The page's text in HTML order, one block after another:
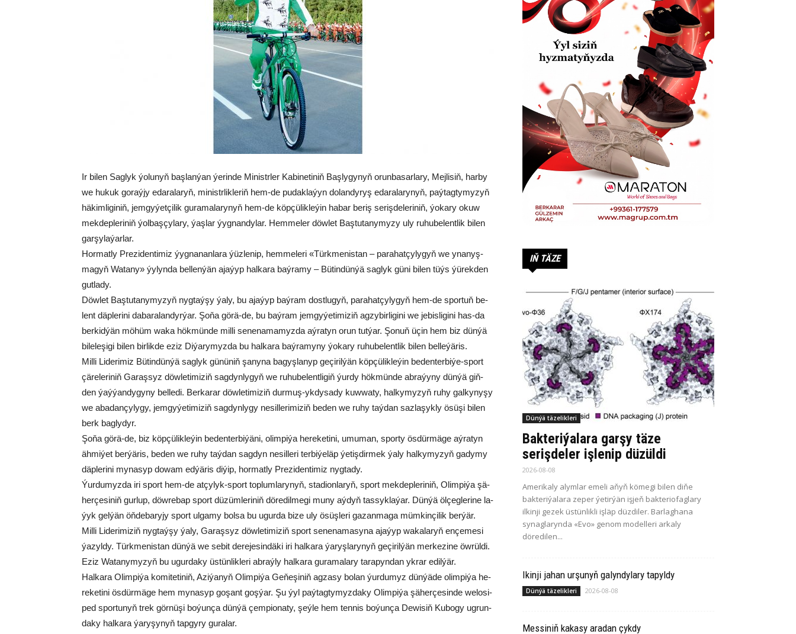
Ir bi­len Sag­lyk ýo­lu­nyň baş­lan­ýan ýe­rin­de Mi­nistr­ler Ka­bi­ne­ti­niň Baş­ly­gy­nyň orun­ba­sar­la­ry, Mej­li­siň, har­by
we hu­kuk go­raý­jy eda­ra­la­ryň, mi­nistr­lik­le­riň hem-de pu­dak­la­ýyn do­lan­dy­ryş eda­ra­la­ry­nyň, paý­tag­ty­my­zyň
hä­kim­li­gi­niň, jem­gy­ýet­çi­lik gu­ra­ma­la­ry­nyň hem-de köp­çü­lik­le­ýin ha­bar be­riş se­riş­de­le­ri­niň, ýo­ka­ry okuw
mek­dep­le­ri­niň ýol­baş­çy­la­ry, ýaş­lar ýyg­nan­dy­lar. Hem­me­ler döw­let Baştutanymyzy uly ru­hu­be­lent­lik bi­len
gar­şy­la­ýar­lar.
Hor­mat­ly Pre­zi­den­ti­miz ýyg­na­nan­la­ra ýüz­le­nip, hem­me­le­ri «Türk­me­nis­tan – pa­ra­hat­çy­ly­gyň we yna­nyş­
ma­gyň Wa­ta­ny» ýy­lyn­da bel­len­ýän aja­ýyp hal­ka­ra baý­ra­my – Bü­tin­dün­ýä sag­lyk gü­ni bi­len tüýs ýü­rek­den
gut­la­dy.
Döw­let Baş­tu­ta­ny­my­zyň nyg­taý­şy ýa­ly, bu aja­ýyp baý­ram dost­lu­gyň, pa­ra­hat­çy­ly­gyň hem-de spor­tuň be­
lent däp­le­ri­ni da­ba­ra­lan­dyr­ýar. Şo­ňa gö­rä-de, bu baý­ram jem­gy­ýe­ti­mi­ziň ag­zy­bir­li­gi­ni we je­bis­li­gi­ni has-da
ber­kid­ýän mö­hüm wa­ka hök­mün­de mil­li se­ne­na­ma­myz­da aý­ra­tyn orun tut­ýar. Şo­nuň üçin hem biz dün­ýä
bi­le­le­şi­gi bi­len bir­lik­de eziz Di­ýa­ry­myz­da bu hal­ka­ra baý­ra­my­ny ýo­ka­ry ru­hu­be­lent­lik bi­len bel­le­ýä­ris.
Mil­li Li­de­ri­miz Bü­tin­dün­ýä sag­lyk gü­nü­niň şa­ny­na ba­gyş­la­nyp ge­çi­ril­ýän köp­çü­lik­le­ýin be­den­ter­bi­ýe-sport
çä­re­le­ri­niň Ga­raş­syz döw­le­ti­mi­ziň sag­dyn­ly­gyň we ru­hu­be­lent­li­giň ýur­dy hök­mün­de ab­ra­ýy­ny dün­ýä giň­
den ýaý­ýan­dy­gy­ny bel­le­di. Ber­ka­rar döw­le­ti­mi­ziň dur­muş-yk­dy­sa­dy kuw­wa­ty, hal­ky­my­zyň ru­hy gal­ky­ny­şy
we aba­dan­çy­ly­gy, jem­gy­ýe­ti­mi­ziň sag­dyn­ly­gy ne­sil­le­ri­mi­ziň be­den we ru­hy taý­dan saz­la­şyk­ly ösü­şi bi­len
berk bag­ly­dyr.
Şo­ňa gö­rä-de, biz köp­çü­lik­le­ýin be­den­ter­bi­ýä­ni, olim­pi­ýa he­re­ke­ti­ni, umu­man, spor­ty ös­dür­mä­ge aý­ra­tyn
äh­mi­ýet ber­ýä­ris, be­den we ru­hy taý­dan sag­dyn ne­sil­le­ri ter­bi­ýe­läp ýe­tiş­dir­mek ýa­ly hal­ky­my­zyň ga­dy­my
däp­le­ri­ni my­na­syp do­wam ed­ýä­ris di­ýip, hor­mat­ly Pre­zi­den­ti­miz nyg­ta­dy.
Ýur­du­myz­da iri sport hem-de at­çy­lyk-sport top­lum­la­ry­nyň, sta­di­on­la­ryň, sport mek­dep­le­ri­niň, Olim­pi­ýa şä­
her­çesi­niň gur­lup, döw­re­bap sport dü­züm­le­ri­niň dö­re­dil­me­gi mu­ny aý­dyň tas­syk­la­ýar. Dün­ýä öl­çeg­le­ri­ne la­
ýyk gel­ýän öň­de­ba­ry­jy sport ul­ga­my bol­sa bu ugur­da bi­ze uly ösüş­le­ri ga­zan­ma­ga müm­kin­çi­lik ber­ýär.
Mil­li Li­de­ri­mi­ziň nyg­taý­şy ýa­ly, Ga­raş­syz döw­le­ti­mi­ziň sport se­ne­na­ma­sy­na aja­ýyp wa­ka­la­ryň en­çe­me­si
ýa­zyl­dy. Türk­me­nis­tan dün­ýä we se­bit de­re­je­sin­dä­ki iri hal­ka­ra ýa­ryş­la­ry­nyň ge­çi­ril­ýän mer­ke­zi­ne öw­rül­di.
Eziz Wa­ta­ny­my­zyň bu ugur­dakу üs­tün­lik­le­ri ab­raý­ly hal­ka­ra gu­ra­ma­la­ry ta­ra­pyn­dan yk­rar edil­ýär.
Hal­ka­ra Olim­pi­ýa ko­mi­te­ti­niň, Azi­ýa­nyň Olim­pi­ýa Ge­ňe­şi­niň ag­za­sy bo­lan ýur­du­myz dün­ýä­de olim­pi­ýa he­
re­ke­ti­ni ös­dür­mä­ge hem my­na­syp go­şant goş­ýar. Şu ýyl paý­tag­ty­myz­da­ky Olim­pi­ýa şä­herçesin­de we­lo­si­
ped spor­tu­nyň trek gör­nü­şi bo­ýun­ça dün­ýä çem­pio­na­ty, şeý­le hem ten­nis bo­ýun­ça De­wi­siň Ku­bo­gy ug­run­
da­ky hal­ka­ra ýa­ry­şy­nyň tap­gy­ry gu­ra­lar.
IŇ TÄZE
Dünýä täzelikleri
Bakteriýalara garşy täze
serişdeler işlenip düzüldi
2026-08-08
Amerikaly alymlar emeli aňyň kömegi bilen diňe
bakteriýalara zeper ýetirýän işjeň bakteriofaglary
ilkinji gezek üstünlikli işläp düzdiler. Barlaghana
synaglarynda «Evo» genom modelleri arkaly
döredilen...
Ikinji jahan urşunyň galyndylary tapyldy
Dünýä täzelikleri 2026-08-08
Messiniň kakasy aradan çykdy